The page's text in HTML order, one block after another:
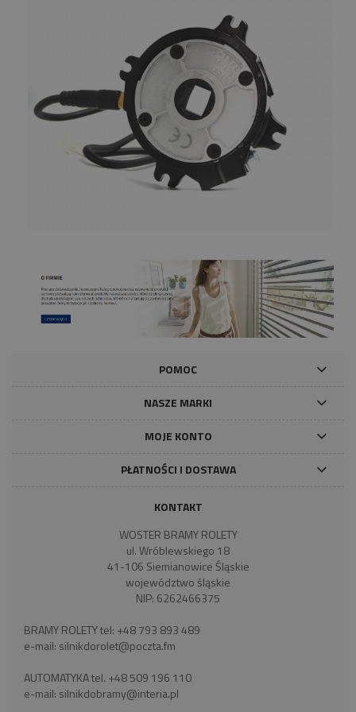
POMOC
NASZE MARKI
MOJE KONTO
PŁATNOŚCI I DOSTAWA
KONTAKT
WOSTER BRAMY ROLETY
ul. Wróblewskiego 18
41-106 Siemianowice Śląskie
województwo śląskie
NIP: 6262466375
BRAMY ROLETY tel: +48 793 893 489
e-mail: silnikdorolet@poczta.fm
AUTOMATYKA tel. +48 509 196 110
e-mail: silnikdobramy@interia.pl